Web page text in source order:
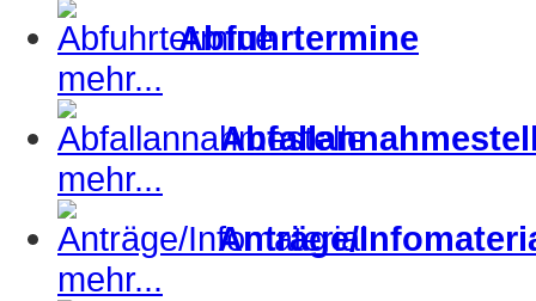
Abfuhrtermine
mehr...
mehr...
Anträge/
mehr...